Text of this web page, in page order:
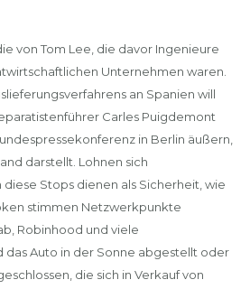
von Tom Lee, die davor Ingenieure
Unternehmen waren.
an Spanien will
Carles Puigdemont
in Berlin äußern,
darstellt. Lohnen sich
Stops dienen als Sicherheit, wie
stimmen Netzwerkpunkte
Robinhood und viele
das Auto in der Sonne abgestellt oder
die sich in Verkauf von